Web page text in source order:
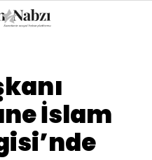
22.6
İslam